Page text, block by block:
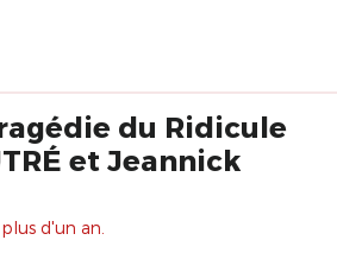
du Ridicule
d'un an.